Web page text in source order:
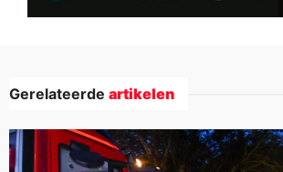
Gerelateerde artikelen